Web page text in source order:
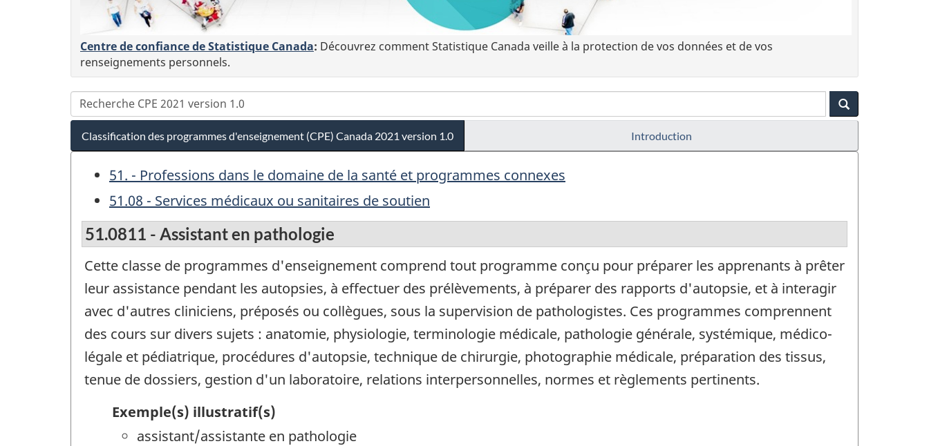
Centre de confiance de Statistique Canada: Découvrez comment Statistique Canada veille à la protection de vos données et de vos
renseignements personnels.
Classification des programmes d'enseignement (CPE) Canada 2021 version 1.0 Introduction
51. - Professions dans le domaine de la santé et programmes connexes
51.08 - Services médicaux ou sanitaires de soutien
51.0811 - Assistant en pathologie
Cette classe de programmes d'enseignement comprend tout programme conçu pour préparer les apprenants à prêter
leur assistance pendant les autopsies, à effectuer des prélèvements, à préparer des rapports d'autopsie, et à interagir
avec d'autres cliniciens, préposés ou collègues, sous la supervision de pathologistes. Ces programmes comprennent
des cours sur divers sujets : anatomie, physiologie, terminologie médicale, pathologie générale, systémique, médico-
légale et pédiatrique, procédures d'autopsie, technique de chirurgie, photographie médicale, préparation des tissus,
tenue de dossiers, gestion d'un laboratoire, relations interpersonnelles, normes et règlements pertinents.
Exemple(s) illustratif(s)
assistant/assistante en pathologie